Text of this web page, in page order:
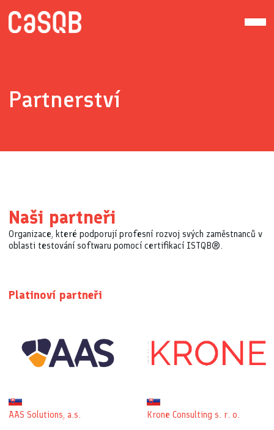
Partnerství
Naši partneři
Organizace, které podporují profesní rozvoj svých zaměstnanců v
oblasti testování softwaru pomocí certifikací ISTQB®.
Platinoví partneři
AAS Solutions, a.s. Krone Consulting s. r. o.